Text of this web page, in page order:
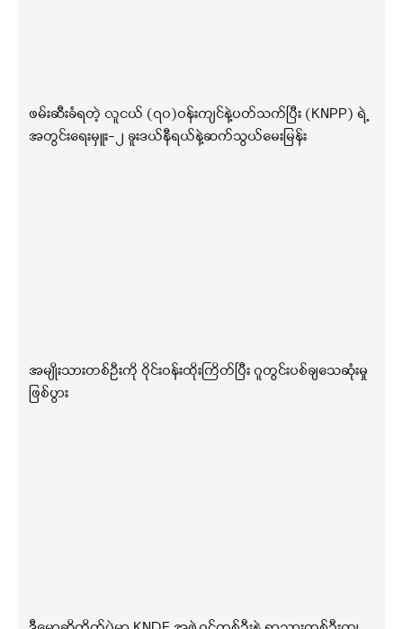
ဖမ်းဆီးခံရတဲ့ လူငယ် (၇၀)ဝန်းကျင်နဲ့ပတ်သက်ပြီး (KNPP) ရဲ့
အတွင်းရေးမှူး-၂ ခူးဒယ်နီရယ်နဲ့ဆက်သွယ်မေးမြန်း
အမျိုးသားတစ်ဦးကို ဝိုင်းဝန်းထိုးကြိတ်ပြီး ဂူတွင်းပစ်ချသေဆုံးမှု
ဖြစ်ပွား